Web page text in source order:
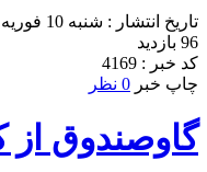
تاریخ انتشار : شنبه 10 فوریه 2024 - 11:43
96 بازدید
کد خبر : 4169
چاپ خبر 0 نظر
گاوصندوق از